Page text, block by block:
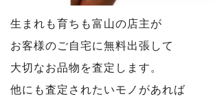
生まれも育ちも富山の店主が
お客様のご自宅に無料出張して
大切なお品物を査定します。
他にも査定されたいモノがあれば